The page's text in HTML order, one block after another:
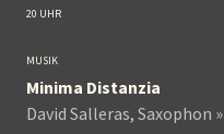
20 UHR
MUSIK
Minima Distanzia
David Salleras, Saxophon »